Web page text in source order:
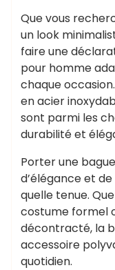
Que vous
un look
faire une
pour homme
chaque
en acier
sont parmi les
durabilité et
Porter une
d’élégance et
quelle tenue.
costume formel
décontracté, la
accessoire
quotidien.